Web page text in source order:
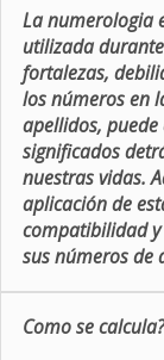
La numerologia
utilizada
fortalezas,
los números en
apellidos,
significados
nuestras vidas.
aplicación de
compatibilidad
sus números de
Como se calcula?